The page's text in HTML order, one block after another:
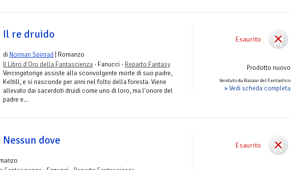
Esaurito
Prodotto nuovo
Venduto da Bazaar del Fantastico
» Vedi scheda completa
Il re druido
di Norman Spinrad | Romanzo
Il Libro d'Oro della Fantascienza- Fanucci - Reparto Fantasy
Vercingetorige assiste alla sconvolgente morte di suo padre,
Keltill, e si nasconde per anni nel folto della foresta. Viene
allevato dai sacerdoti druidi come uno di loro, ma l'onore del
padre e...
Esaurito
Nessun dove